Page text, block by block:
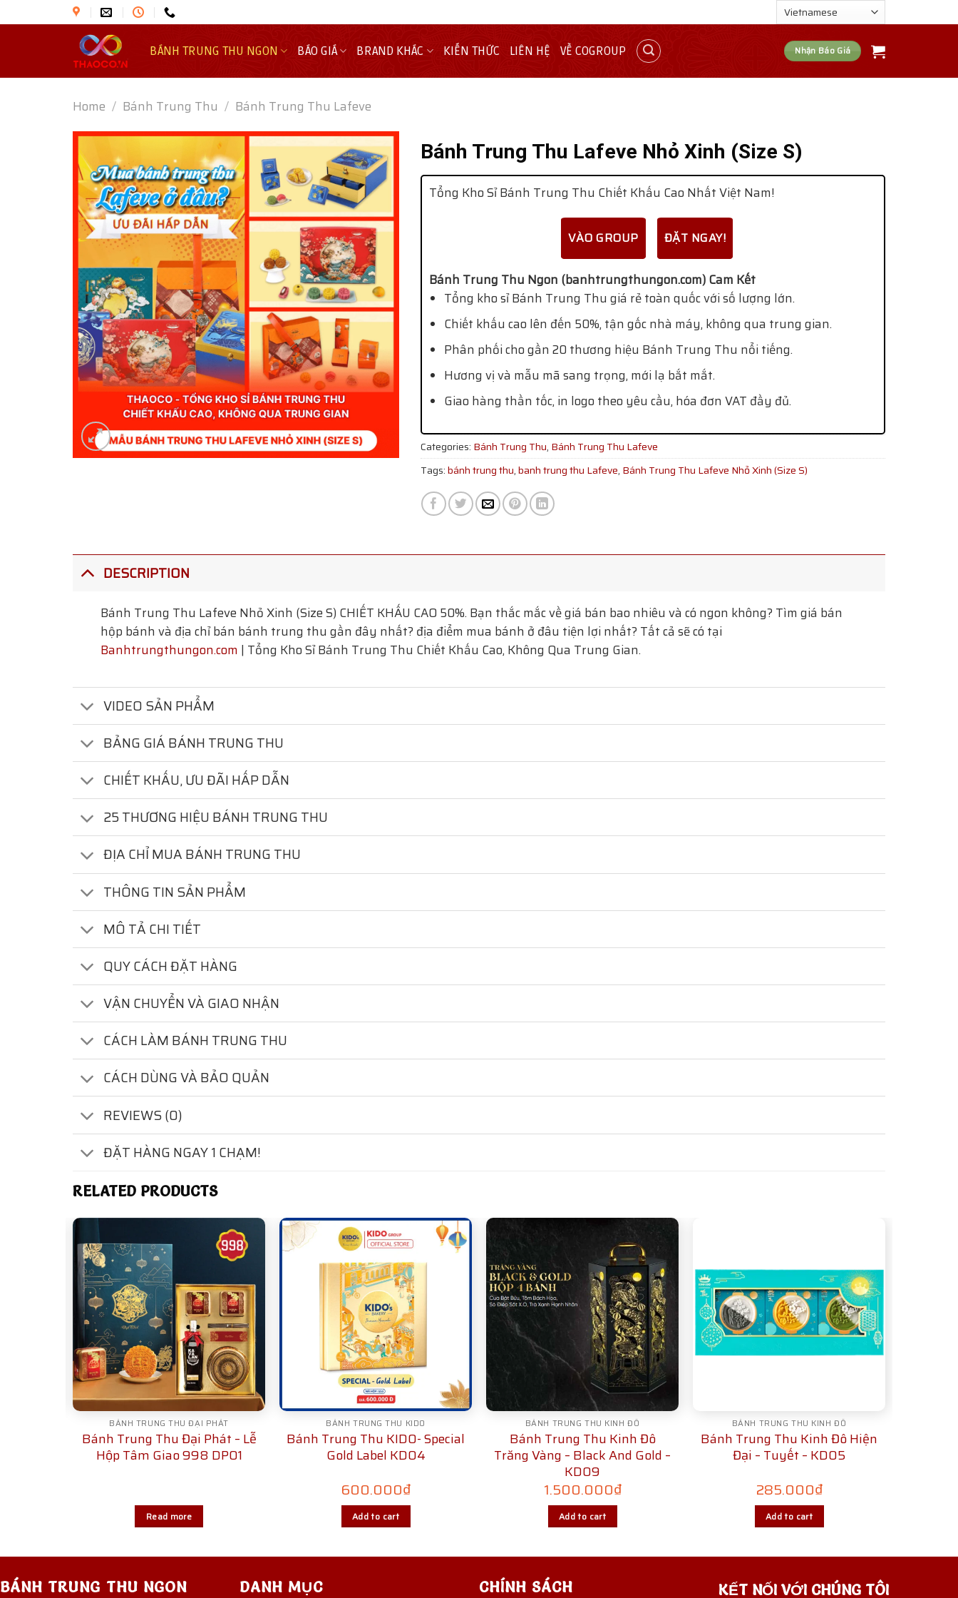
to
BÁNH TRUNG THU NGON BÁO GIÁ BRAND KHÁC KIẾN THỨC LIÊN HỆ VỀ COGROUP Nhận Báo Giá
Home / Bánh Trung Thu / Bánh Trung Thu Lafeve
Bánh Trung Thu Lafeve Nhỏ Xinh (Size S)
Tổng Kho Sỉ Bánh Trung Thu Chiết Khấu Cao Nhất Việt Nam!
VÀO GROUP ĐẶT NGAY!
Bánh Trung Thu Ngon (banhtrungthungon.com) Cam Kết
Tổng kho sỉ Bánh Trung Thu giá rẻ toàn quốc với số lượng lớn.
Chiết khấu cao lên đến 50%, tận gốc nhà máy, không qua trung gian.
Phân phối cho gần 20 thương hiệu Bánh Trung Thu nổi tiếng.
Hương vị và mẫu mã sang trọng, mới lạ bắt mắt.
Giao hàng thần tốc, in logo theo yêu cầu, hóa đơn VAT đầy đủ.
Categories: Bánh Trung Thu, Bánh Trung Thu Lafeve
Tags:bánh trung thu,banh trung thu Lafeve, Bánh Trung Thu Lafeve Nhỏ Xinh (Size S)
DESCRIPTION
Bánh Trung Thu Lafeve Nhỏ Xinh (Size S) CHIẾT KHẤU CAO 50%. Bạn thắc mắc về giá bán bao nhiêu và có ngon không? Tìm giá bán
hộp bánh và địa chỉ bán bánh trung thu gần đây nhất? địa điểm mua bánh ở đâu tiện lợi nhất? Tất cả sẽ có tại
Banhtrungthungon.com | Tổng Kho Sỉ Bánh Trung Thu Chiết Khấu Cao, Không Qua Trung Gian.
VIDEO SẢN PHẨM
BẢNG GIÁ BÁNH TRUNG THU
CHIẾT KHẤU, ƯU ĐÃI HẤP DẪN
25 THƯƠNG HIỆU BÁNH TRUNG THU
ĐỊA CHỈ MUA BÁNH TRUNG THU
THÔNG TIN SẢN PHẨM
MÔ TẢ CHI TIẾT
QUY CÁCH ĐẶT HÀNG
VẬN CHUYỂN VÀ GIAO NHẬN
CÁCH LÀM BÁNH TRUNG THU
CÁCH DÙNG VÀ BẢO QUẢN
REVIEWS (0)
ĐẶT HÀNG NGAY 1 CHẠM!
RELATED PRODUCTS
BÁNH TRUNG THU ĐẠI PHÁT
Bánh Trung Thu Đại Phát – Lễ
Hộp Tâm Giao 998 DP01
Read more
BÁNH TRUNG THU KIDO
Bánh Trung Thu KIDO- Special
Gold Label KD04
600.000₫
Add to cart
BÁNH TRUNG THU KINH ĐÔ
Bánh Trung Thu Kinh Đô
Trăng Vàng – Black And Gold –
KD09
1.500.000₫
Add to cart
BÁNH TRUNG THU KINH ĐÔ
Bánh Trung Thu Kinh Đô Hiện
Đại – Tuyết – KD05
285.000₫
Add to cart
BÁNH TRUNG THU NGON DANH MỤC CHÍNH SÁCH KẾT NỐI VỚI CHÚNG TÔI